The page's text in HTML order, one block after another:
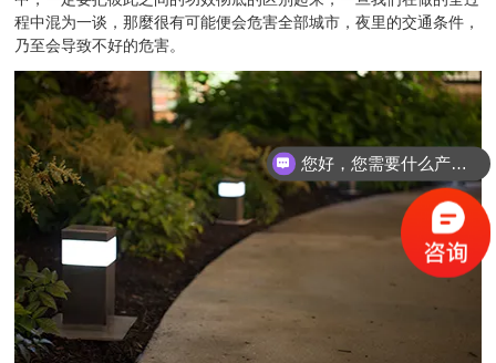
程中混为一谈，那麼很有可能便会危害全部城市，夜里的交通条件，
乃至会导致不好的危害。
您好，您需要什么产品？